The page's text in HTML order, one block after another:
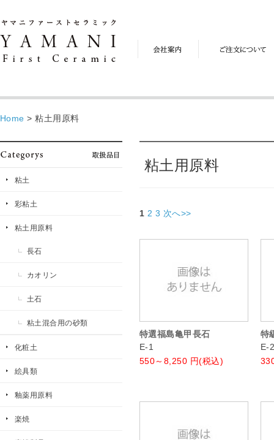
い
Home >粘土用原料
粘土
彩粘土
粘土用原料
長石
カオリン
土石
粘土混合用の砂類
化粧土
絵具類
釉薬用原料
楽焼
粘土用原料
1 2 3 次へ>>
特選福島亀甲長石
E-1
550～8,250 円(税込)
特
E-